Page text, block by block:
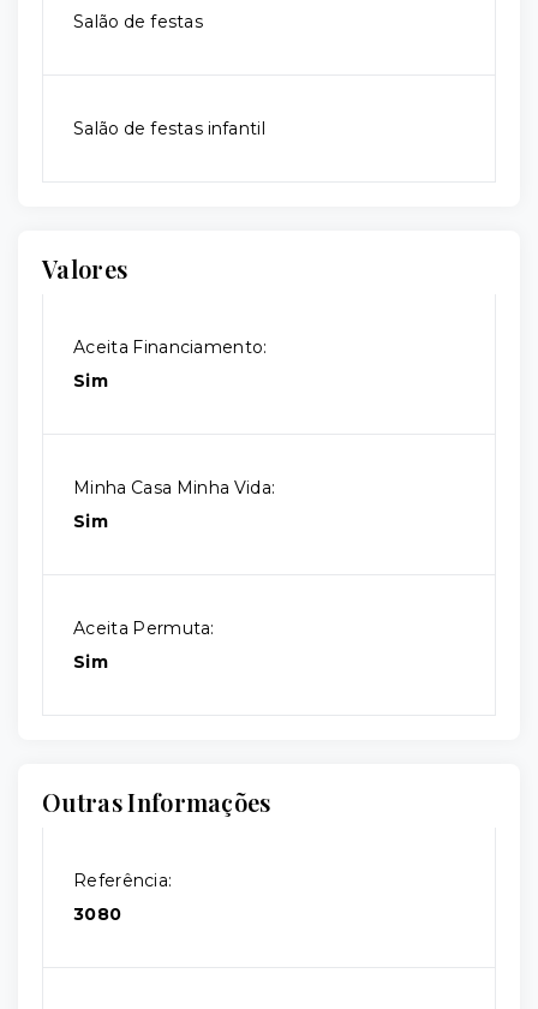
Salão de festas
Salão de festas infantil
Valores
Aceita Financiamento:
Sim
Minha Casa Minha Vida:
Sim
Aceita Permuta:
Sim
Outras Informações
Referência:
3080